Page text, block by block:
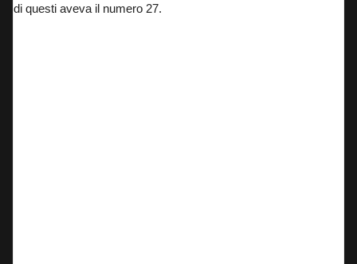
di questi aveva il numero 27.